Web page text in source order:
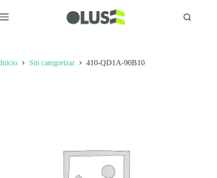
Inicio Sin categorizar 410-QD1A-90B10